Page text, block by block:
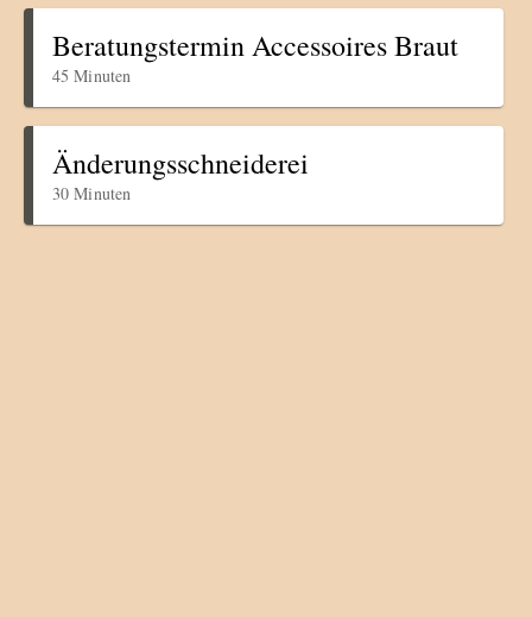
Beratungstermin Accessoires Braut
45 Minuten
Änderungsschneiderei
30 Minuten